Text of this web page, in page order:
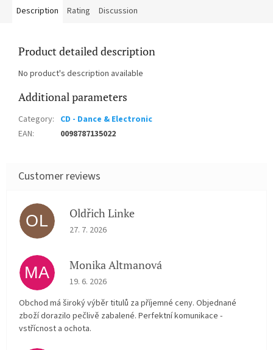
Description Rating Discussion
Product detailed description
No product's description available
Additional parameters
Category: CD - Dance & Electronic
EAN: 0098787135022
OL Oldřich Linke
The store rating is 5 out of 5 stars.
27. 7. 2026
MA Monika Altmanová
The store rating is 5 out of 5 stars.
19. 6. 2026
Obchod má široký výběr titulů za příjemné ceny. Objednané
zboží dorazilo pečlivě zabalené. Perfektní komunikace -
vstřícnost a ochota.